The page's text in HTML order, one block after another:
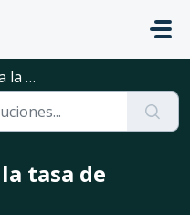
tasa de